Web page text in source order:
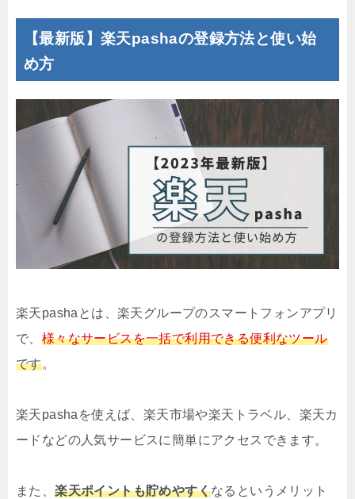
【最新版】楽天pashaの登録方法と使い始
め方
楽天pashaとは、楽天グループのスマートフォンアプリ
で、 様々なサービスを一括で利用できる便利なツール
です。
楽天pashaを使えば、楽天市場や楽天トラベル、楽天カ
ードなどの人気サービスに簡単にアクセスできます。
また、楽天ポイントも貯めやすくなるというメリット